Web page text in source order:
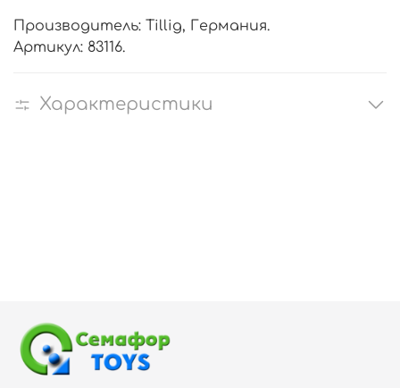
Производитель: Tillig, Германия.
Артикул: 83116.
Характеристики